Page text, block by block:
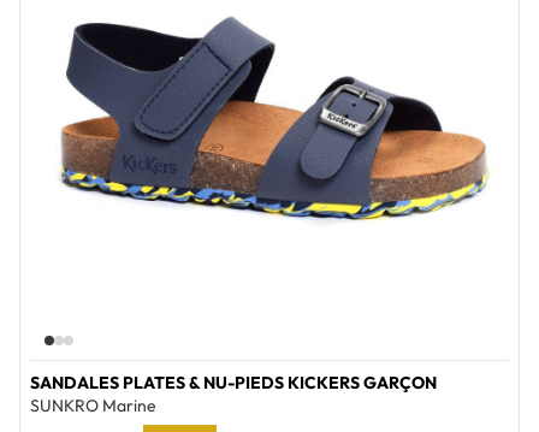
SANDALES PLATES & NU-PIEDS KICKERS GARÇON
SUNKRO Marine